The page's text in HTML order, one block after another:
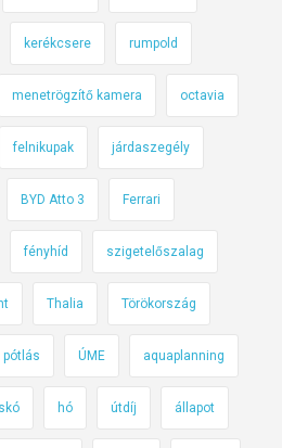
kerékcsere rumpold
menetrögzítő kamera octavia
felnikupak járdaszegély
BYD Atto 3 Ferrari
fényhíd szigetelőszalag
Thalia Törökország
pótlás ÚME aquaplanning
hó útdíj állapot